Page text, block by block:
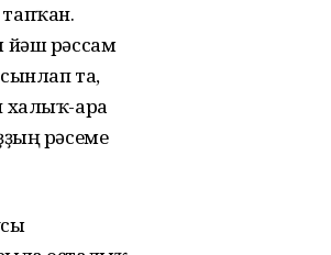
йәш рәссам
та,
халыҡ-ара
рәсеме